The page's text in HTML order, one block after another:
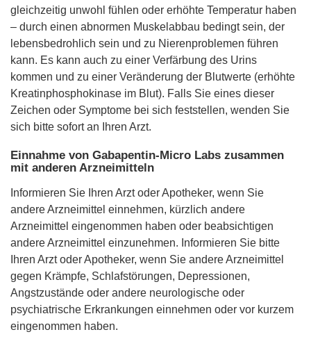
gleichzeitig unwohl fühlen oder erhöhte Temperatur haben
– durch einen abnormen Muskelabbau bedingt sein, der
lebensbedrohlich sein und zu Nierenproblemen führen
kann. Es kann auch zu einer Verfärbung des Urins
kommen und zu einer Veränderung der Blutwerte (erhöhte
Kreatinphosphokinase im Blut). Falls Sie eines dieser
Zeichen oder Symptome bei sich feststellen, wenden Sie
sich bitte sofort an Ihren Arzt.
Einnahme von Gabapentin-Micro Labs zusammen
mit anderen Arzneimitteln
Informieren Sie Ihren Arzt oder Apotheker, wenn Sie
andere Arzneimittel einnehmen, kürzlich andere
Arzneimittel eingenommen haben oder beabsichtigen
andere Arzneimittel einzunehmen. Informieren Sie bitte
Ihren Arzt oder Apotheker, wenn Sie andere Arzneimittel
gegen Krämpfe, Schlafstörungen, Depressionen,
Angstzustände oder andere neurologische oder
psychiatrische Erkrankungen einnehmen oder vor kurzem
eingenommen haben.